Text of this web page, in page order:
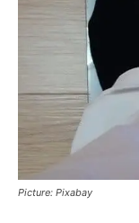
Picture: Pixabay